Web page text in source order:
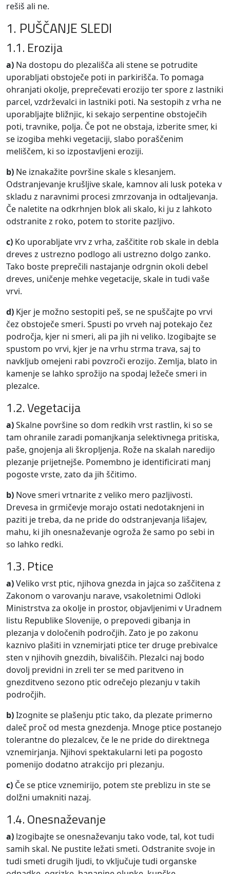
rešiš ali ne.
1. PUŠČANJE SLEDI
1.1. Erozija
a) Na dostopu do plezališča ali stene se potrudite
uporabljati obstoječe poti in parkirišča. To pomaga
ohranjati okolje, preprečevati erozijo ter spore z lastniki
parcel, vzdrževalci in lastniki poti. Na sestopih z vrha ne
uporabljajte bližnjic, ki sekajo serpentine obstoječih
poti, travnike, polja. Če pot ne obstaja, izberite smer, ki
se izogiba mehki vegetaciji, slabo poraščenim
meliščem, ki so izpostavljeni eroziji.
b) Ne iznakažite površine skale s klesanjem.
Odstranjevanje krušljive skale, kamnov ali lusk poteka v
skladu z naravnimi procesi zmrzovanja in odtaljevanja.
Če naletite na odkrhnjen blok ali skalo, ki ju z lahkoto
odstranite z roko, potem to storite pazljivo.
c) Ko uporabljate vrv z vrha, zaščitite rob skale in debla
dreves z ustrezno podlogo ali ustrezno dolgo zanko.
Tako boste preprečili nastajanje odrgnin okoli debel
dreves, uničenje mehke vegetacije, skale in tudi vaše
vrvi.
d) Kjer je možno sestopiti peš, se ne spuščajte po vrvi
čez obstoječe smeri. Spusti po vrveh naj potekajo čez
področja, kjer ni smeri, ali pa jih ni veliko. lzogibajte se
spustom po vrvi, kjer je na vrhu strma trava, saj to
navkljub omejeni rabi povzroči erozijo. Zemlja, blato in
kamenje se lahko sprožijo na spodaj ležeče smeri in
plezalce.
1.2. Vegetacija
a)Skalne površine so dom redkih vrst rastlin, ki so se
tam ohranile zaradi pomanjkanja selektivnega pritiska,
paše, gnojenja ali škropljenja. Rože na skalah naredijo
plezanje prijetnejše. Pomembno je identificirati manj
pogoste vrste, zato da jih ščitimo.
b) Nove smeri vrtnarite z veliko mero pazljivosti.
Drevesa in grmičevje morajo ostati nedotaknjeni in
paziti je treba, da ne pride do odstranjevanja lišajev,
mahu, ki jih onesnaževanje ogroža že samo po sebi in
so lahko redki.
1.3. Ptice
a)Veliko vrst ptic, njihova gnezda in jajca so zaščitena z
Zakonom o varovanju narave, vsakoletnimi Odloki
Ministrstva za okolje in prostor, objavljenimi v Uradnem
listu Republike Slovenije, o prepovedi gibanja in
plezanja v določenih področjih. Zato je po zakonu
kaznivo plašiti in vznemirjati ptice ter druge prebivalce
sten v njihovih gnezdih, bivališčih. Plezalci naj bodo
dovolj previdni in zreli ter se med paritveno in
gnezditveno sezono ptic odrečejo plezanju v takih
področjih.
b)Izognite se plašenju ptic tako, da plezate primerno
daleč proč od mesta gnezdenja. Mnoge ptice postanejo
tolerantne do plezalcev, če le ne pride do direktnega
vznemirjanja. Njihovi spektakularni leti pa pogosto
pomenijo dodatno atrakcijo pri plezanju.
c) Če se ptice vznemirijo, potem ste preblizu in ste se
dolžni umakniti nazaj.
1.4. Onesnaževanje
a) lzogibajte se onesnaževanju tako vode, tal, kot tudi
samih skal. Ne pustite ležati smeti. Odstranite svoje in
tudi smeti drugih ljudi, to vključuje tudi organske